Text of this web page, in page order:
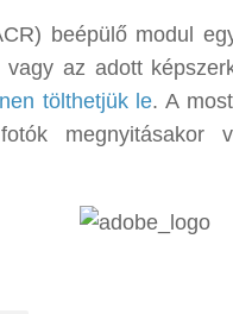
beépülő modul
az adott
tölthetjük le. A
megnyitásakor